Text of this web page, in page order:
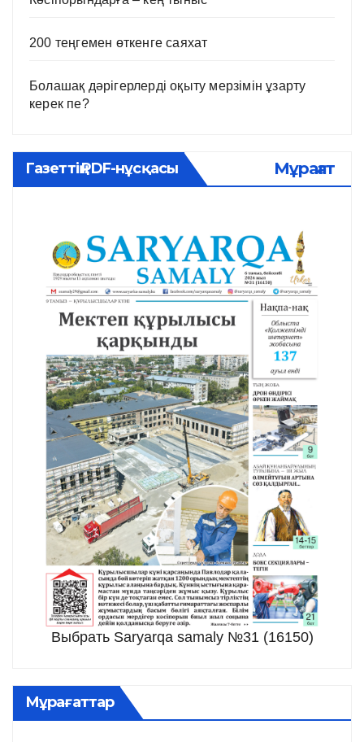
200 теңгемен өткенге саяхат
Болашақ дәрігерлерді оқыту мерзімін ұзарту
керек пе?
Газеттің PDF-нұсқасы Мұрағат
Выбрать Saryarqa samaly №31 (16150)
Мұрағаттар